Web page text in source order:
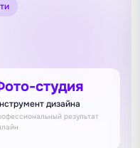
студия
дизайна
результат